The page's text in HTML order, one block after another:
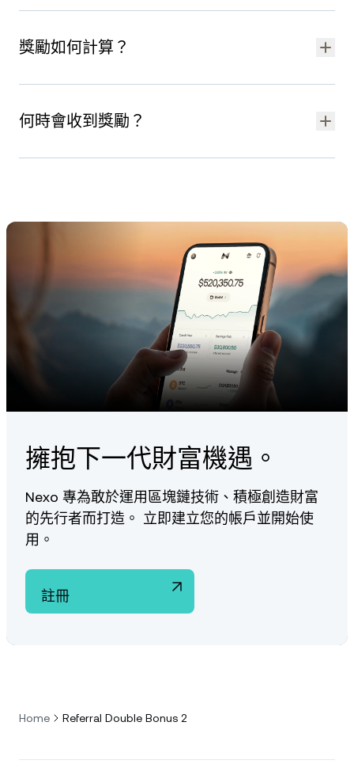
您可邀請的聯絡人數量沒有上限。 推薦越多，您可獲得的獎勵越
獎勵如何計算？
您與聯絡人將平分其 30 日平均餘額的 1%。
範例一：若您朋友的平均投資組合餘額為 500,000 美元，我們將
向您各發放 2,500 美元等值的 BTC。
範例二：您的好友在 30 天持有期開始時先存入 5,000 美元，一
可計入 Bitcoin 推薦獎勵的最高投資組合餘額為 500,000 美元。
來自其他 Nexo 用戶的內部轉帳不符合推薦獎勵資格。
何時會收到獎勵？
獎勵將分 12 個月等額發放。 首筆款項將於 30 天期滿後發放，其
擁抱下一代財富機遇。
Nexo 專為敢於運用區塊鏈技術、積極創造財富
的先行者而打造。 立即建立您的帳戶並開始使
用。
註冊
Home Referral Double Bonus 2